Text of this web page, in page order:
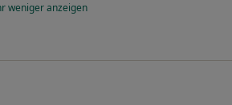
wenigeranzeigen